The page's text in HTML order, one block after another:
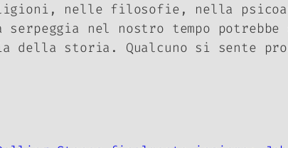
nelle filosofie, nella
nel nostro tempo
della storia. Qualcuno si sente